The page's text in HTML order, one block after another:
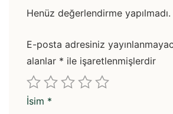
Henüz değerlendirme yapılmadı.
E-posta adresiniz
alanlar * ile işaretlenmişlerdir
İsim *